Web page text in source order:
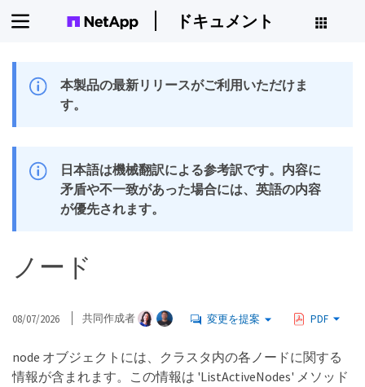
ドキュメント
本製品の最新リリースがご利用いただけま
す。
日本語は機械翻訳による参考訳です。内容に
矛盾や不一致があった場合には、英語の内容
が優先されます。
ノード
08/07/2026 共同作成者 変更を提案 PDF
node オブジェクトには、クラスタ内の各ノードに関する
情報が含まれます。この情報は 'ListActiveNodes' メソッド